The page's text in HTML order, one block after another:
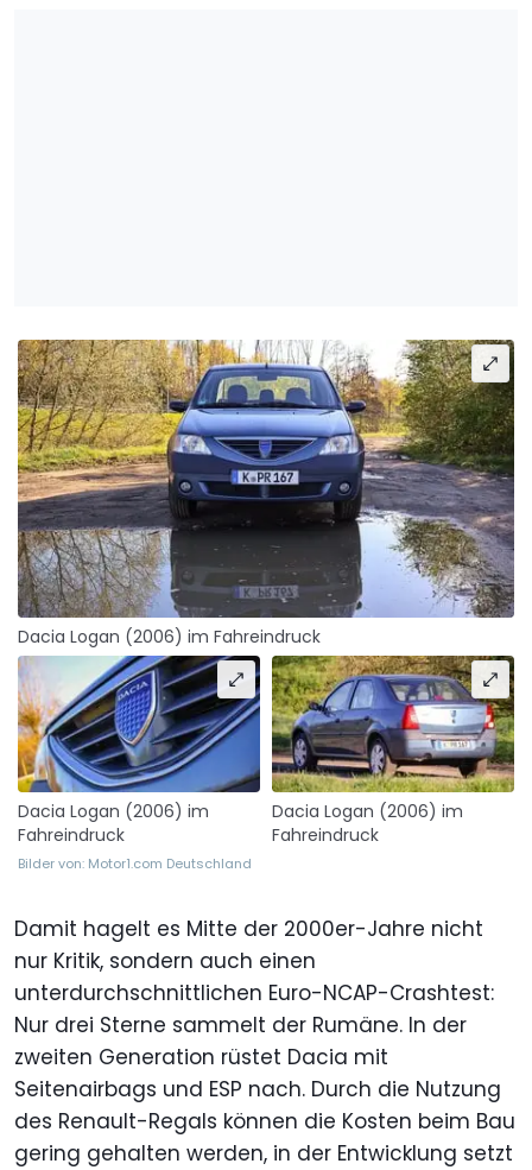
Dacia Logan (2006) im Fahreindruck
Dacia Logan (2006) im
Fahreindruck
Dacia Logan (2006) im
Fahreindruck
Bilder von: Motor1.com Deutschland
Damit hagelt es Mitte der 2000er-Jahre nicht
nur Kritik, sondern auch einen
unterdurchschnittlichen Euro-NCAP-Crashtest:
Nur drei Sterne sammelt der Rumäne. In der
zweiten Generation rüstet Dacia mit
Seitenairbags und ESP nach. Durch die Nutzung
des Renault-Regals können die Kosten beim Bau
gering gehalten werden, in der Entwicklung setzt